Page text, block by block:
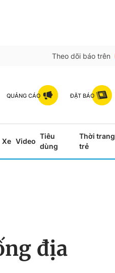
Theo dõi báo trên
QUẢNG CÁO ĐẶT BÁO
Xe Video
Tiêu
dùng
Thời trang
trẻ
địa